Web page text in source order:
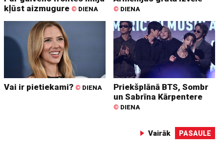
kļūst aizmugure © DIENA © DIENA
Vai ir pietiekami? © DIENA
Priekšplānā BTS, Sombr
un Sabrīna Kārpentere
© DIENA
Vairāk PASAULE